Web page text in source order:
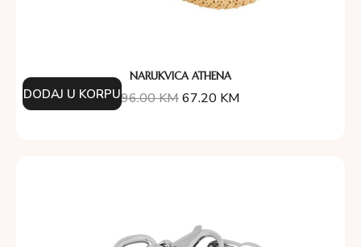
NARUKVICA ATHENA
96.00KM67.20 KM
DODAJ U KORPU